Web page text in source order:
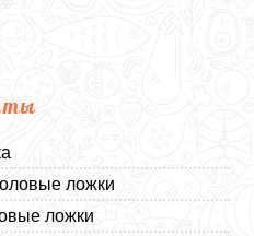
ложки
ложки